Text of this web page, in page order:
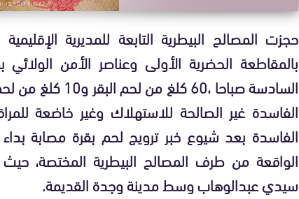
حجزت المصالح البيطرية التابعة للمديرية
بالمقاطعة الحضرية الأولى وعناصر الأمن
الفاسدة غير الصالحة للاستهلاك وغير خاضعة
الفاسدة بعد شيوع خبر ترويج لحم بقرة مصابة
الواقعة من طرف المصالح البيطرية المختصة،
سيدي عبدالوهاب وسط مدينة وجدة القديمة.